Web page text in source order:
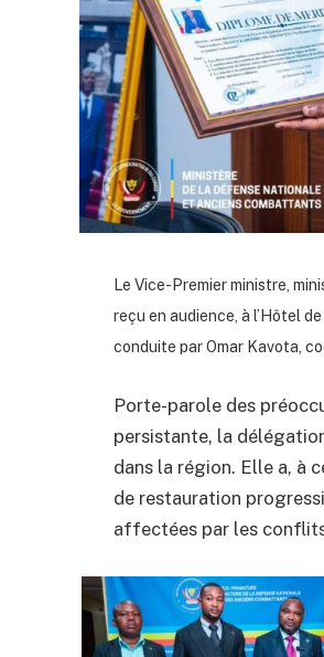
Le Vice-Premier ministre,
reçu en audience, à l’Hôtel
conduite par Omar Kavota,
Porte-parole des
persistante, la
dans la région. Elle a, à
de restauration
affectées par les